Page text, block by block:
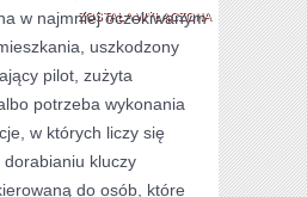
I
RECENZJE
PRODUKTÓW
ZOSTAŁA WYŁĄCZONA
w najmniej oczekiwanym
uszkodzony
pilot, zużyta
potrzeba wykonania
w których liczy się
kluczy
do osób, które